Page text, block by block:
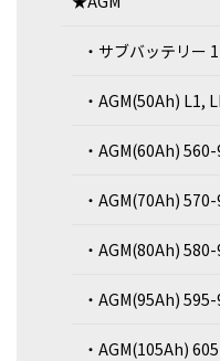
・サブバッテリー
・AGM(50Ah) L1,
・AGM(60Ah)
・AGM(70Ah)
・AGM(80Ah)
・AGM(95Ah)
・AGM(105Ah)